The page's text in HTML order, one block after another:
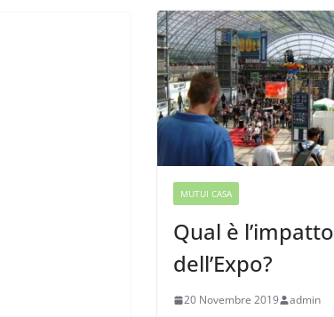
MUTUI CASA
Qual è l’impatto
dell’Expo?
20 Novembre 2019 admin